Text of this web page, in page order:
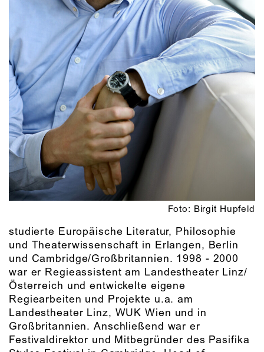
Foto: Birgit Hupfeld
studierte Europäische Literatur, Philosophie
und Theaterwissenschaft in Erlangen, Berlin
und Cambridge/Großbritannien. 1998 - 2000
war er Regieassistent am Landestheater Linz/
Österreich und entwickelte eigene
Regiearbeiten und Projekte u.a. am
Landestheater Linz, WUK Wien und in
Großbritannien. Anschließend war er
Festivaldirektor und Mitbegründer des Pasifika